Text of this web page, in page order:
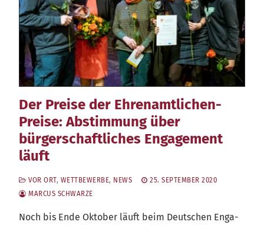
Der Preise der Ehrenamtlichen-
Preise: Abstimmung über
bürgerschaftliches Engagement
läuft
VOR ORT, WETTBEWERBE, NEWS
25. SEPTEMBER 2020
MARCUS SCHWARZE
Noch bis Ende Okto­ber läuft beim Deut­schen Enga­